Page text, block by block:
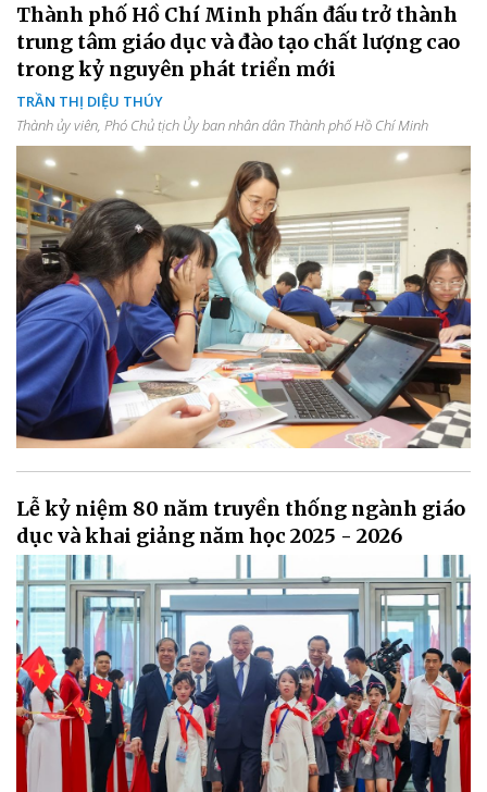
Thành phố Hồ Chí Minh phấn đấu trở thành
trung tâm giáo dục và đào tạo chất lượng cao
trong kỷ nguyên phát triển mới
TRẦN THỊ DIỆU THÚY
Thành ủy viên, Phó Chủ tịch Ủy ban nhân dân Thành phố Hồ Chí Minh
Lễ kỷ niệm 80 năm truyền thống ngành giáo
dục và khai giảng năm học 2025 - 2026